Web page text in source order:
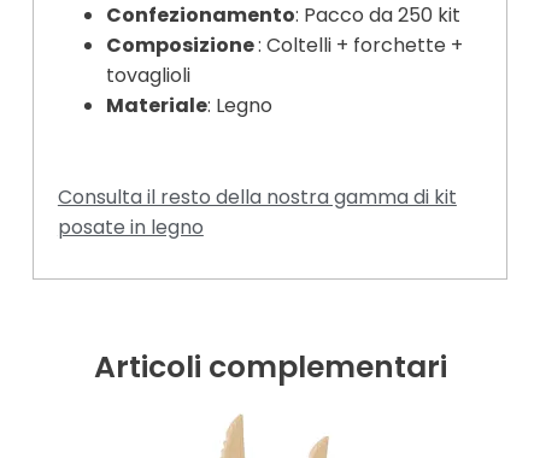
Confezionamento: Pacco da 250 kit
Composizione: Coltelli + forchette +
tovaglioli
Materiale: Legno
Consulta il resto della nostra gamma di kit
posate in legno
Articoli complementari